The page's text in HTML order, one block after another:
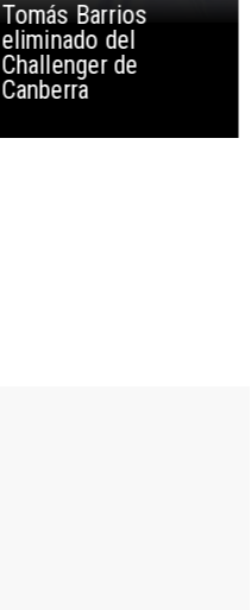
Tomás Barrios
eliminado del
Challenger de
Canberra